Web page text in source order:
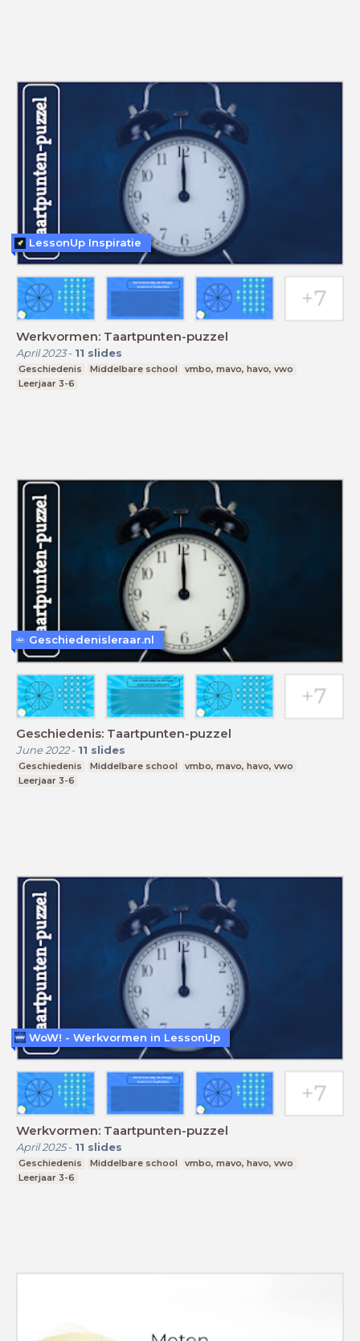
Werkvormen: Taartpunten-puzzel
April 2023- 11 slides
Geschiedenis Middelbare school
vmbo, mavo, havo, vwo
Leerjaar 3-6
LessonUp Inspiratie
Geschiedenis: Taartpunten-puzzel
June 2022- 11 slides
Geschiedenis Middelbare school
vmbo, mavo, havo, vwo
Leerjaar 3-6
Geschiedenisleraar.nl
Werkvormen: Taartpunten-puzzel
April 2025- 11 slides
Geschiedenis Middelbare school
vmbo, mavo, havo, vwo
Leerjaar 3-6
WoW! - Werkvormen in LessonUp